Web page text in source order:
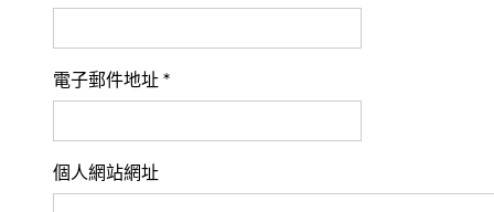
電子郵件地址 *
個人網站網址